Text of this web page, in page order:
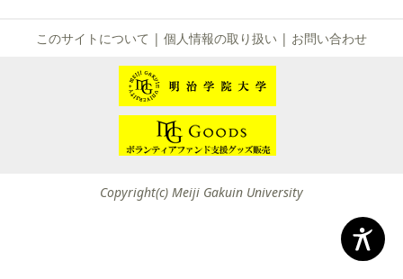
このサイトについて | 個人情報の取り扱い | お問い合わせ
Copyright(c) Meiji Gakuin University